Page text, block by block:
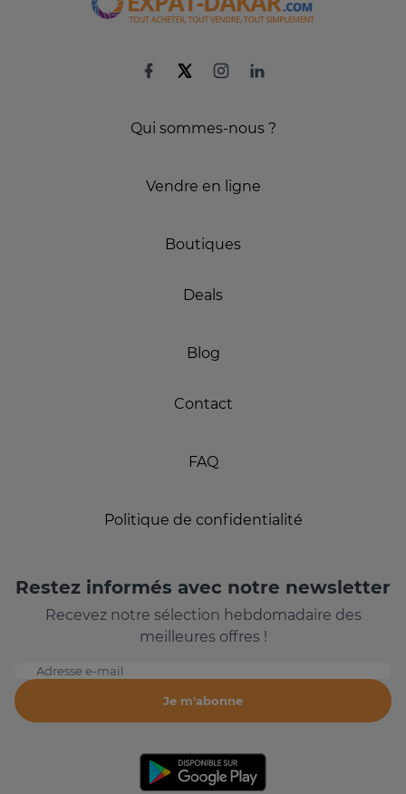
Qui sommes-nous ?
Vendre en ligne
Boutiques
Deals
Blog
Contact
FAQ
Politique de confidentialité
Restez informés avec notre newsletter
Recevez notre sélection hebdomadaire des
meilleures offres !
Adresse e-mail
Je m'abonne